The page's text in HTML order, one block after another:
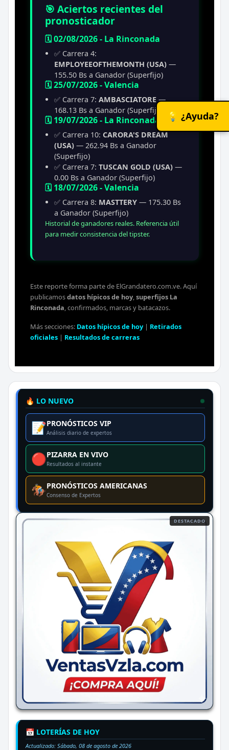
🎯 Aciertos recientes del
pronosticador
🗓️ 02/08/2026 - La Rinconada
✅ Carrera 4:
EMPLOYEEOFTHEMONTH (USA) —
155.50 Bs a Ganador (Superfijo)
🗓️ 25/07/2026 - Valencia
✅ Carrera 7: AMBASCIATORE —
168.13 Bs a Ganador (Superfijo)
🗓️ 19/07/2026 - La Rinconada
✅ Carrera 10: CARORA'S DREAM
(USA) — 262.94 Bs a Ganador
(Superfijo)
✅ Carrera 7: TUSCAN GOLD (USA) —
0.00 Bs a Ganador (Superfijo)
🗓️ 18/07/2026 - Valencia
✅ Carrera 8: MASTTERY — 175.30 Bs
a Ganador (Superfijo)
Historial de ganadores reales. Referencia útil
para medir consistencia del tipster.
Este reporte forma parte de ElGrandatero.com.ve. Aquí
publicamosdatos hípicos de hoy,superfijos La
Rinconada, confirmados, marcas y batacazos.
Más secciones: Datos hípicos de hoy| Retirados
oficiales | Resultados de carreras
🔥 LO NUEVO
📝PRONÓSTICOS VIP
Análisis diario de expertos
🔴PIZARRA EN VIVO
Resultados al instante
🏇PRONÓSTICOS AMERICANAS
Consenso de Expertos
DESTACADO
📅 LOTERÍAS DE HOY
Actualizado: Sábado, 08 de agosto de 2026
💡 ¿Ayuda?